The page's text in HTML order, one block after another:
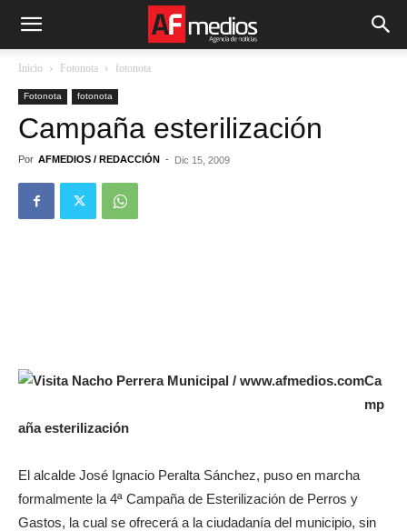
Inicio Fotonota fotonota
Fotonota fotonota
Campaña esterilización
Por AFMEDIOS / REDACCIÓN - Dic 15, 2009
Ca
mp
aña esterilización
El alcalde José Ignacio Peralta Sánchez, puso en marcha
formalmente la 4ª Campaña de Esterilización de Perros y
Gastos, la cual se ofrecerá a la ciudadanía del municipio, sin